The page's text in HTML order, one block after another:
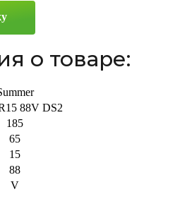
88V
о товаре:
88V DS2
185
65
15
88
V